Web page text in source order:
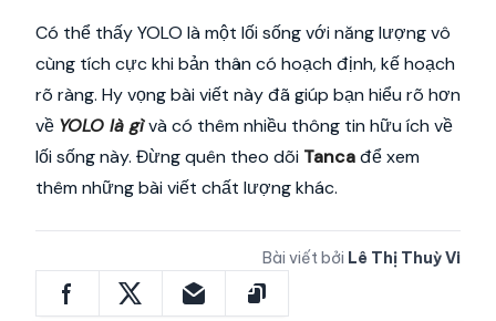
Có thể thấy YOLO là một lối sống với năng lượng vô
cùng tích cực khi bản thân có hoạch định, kế hoạch
rõ ràng. Hy vọng bài viết này đã giúp bạn hiểu rõ hơn
về YOLO là gìvà có thêm nhiều thông tin hữu ích về
lối sống này. Đừng quên theo dõi Tancađể xem
thêm những bài viết chất lượng khác.
Bài viết bởi Lê Thị Thuỳ Vi